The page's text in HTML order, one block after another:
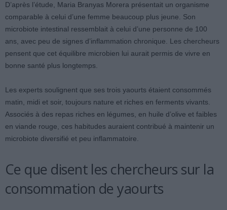
D’après l’étude, Maria Branyas Morera présentait un organisme
comparable à celui d’une femme beaucoup plus jeune. Son
microbiote intestinal ressemblait à celui d’une personne de 100
ans, avec peu de signes d’inflammation chronique. Les chercheurs
pensent que cet équilibre microbien lui aurait permis de vivre en
bonne santé plus longtemps.
Les experts soulignent que ses trois yaourts étaient consommés
matin, midi et soir, toujours nature et riches en ferments vivants.
Associés à des repas riches en légumes, en huile d’olive et faibles
en viande rouge, ces habitudes auraient contribué à maintenir un
microbiote diversifié et peu inflammatoire.
Ce que disent les chercheurs sur la
consommation de yaourts